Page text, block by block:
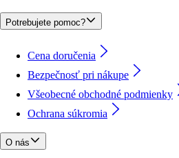
Potrebujete pomoc?
Cena doručenia
Bezpečnosť pri nákupe
Všeobecné obchodné podmienky
Ochrana súkromia
O nás